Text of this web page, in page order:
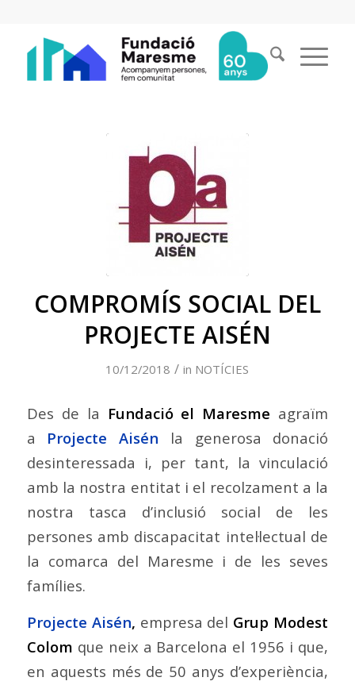
COMPROMÍS SOCIAL DEL
PROJECTE AISÉN
10/12/2018 / in NOTÍCIES
Des de la Fundació el Maresme agraïm
a Projecte Aisén
la generosa donació
desinteressada i, per tant, la vinculació
amb la nostra entitat i el recolzament a la
nostra tasca d’inclusió social de les
persones amb discapacitat intel·lectual de
la comarca del Maresme i de les seves
famílies.
Projecte Aisén, empresa del Grup Modest
Colom que neix a Barcelona el 1956 i que,
en aquests més de 50 anys d’experiència,